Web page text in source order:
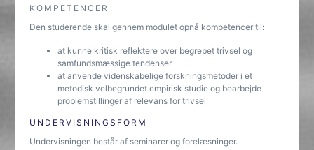
KOMPETENCER
Den studerende skal gennem modulet opnå kompetencer til:
at kunne kritisk reflektere over begrebet trivsel og
samfundsmæssige tendenser
at anvende videnskabelige forskningsmetoder i et
metodisk velbegrundet empirisk studie og bearbejde
problemstillinger af relevans for trivsel
UNDERVISNINGSFORM
Undervisningen består af seminarer og forelæsninger.